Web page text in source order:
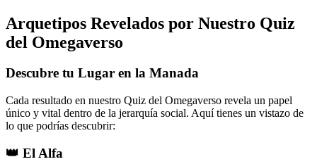
Arquetipos Revelados por Nuestro Quiz
del Omegaverso
Descubre tu Lugar en la Manada
Cada resultado en nuestro Quiz del Omegaverso revela un papel
único y vital dentro de la jerarquía social. Aquí tienes un vistazo de
lo que podrías descubrir:
👑 El Alfa